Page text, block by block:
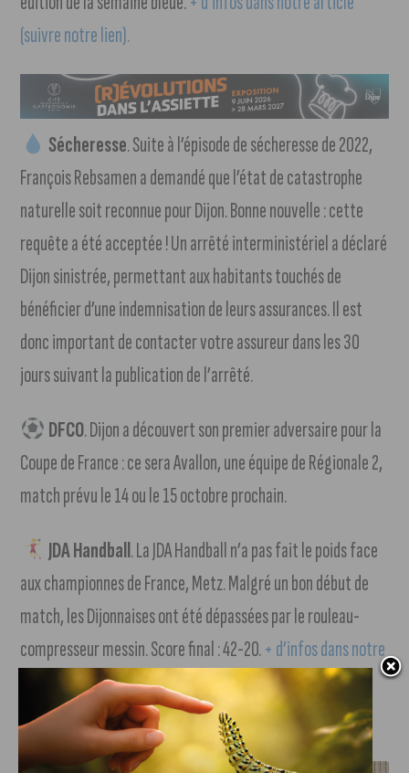
(suivre notre lien).
Sécheresse. Suite à l’épisode de sécheresse de 2022,
François Rebsamen a demandé que l’état de catastrophe
naturelle soit reconnue pour Dijon. Bonne nouvelle : cette
requête a été acceptée ! Un arrêté interministériel a déclaré
Dijon sinistrée, permettant aux habitants touchés de
bénéficier d’une indemnisation de leurs assurances. Il est
donc important de contacter votre assureur dans les 30
jours suivant la publication de l’arrêté.
DFCO. Dijon a découvert son premier adversaire pour la
Coupe de France : ce sera Avallon, une équipe de Régionale 2,
match prévu le 14 ou le 15 octobre prochain.
JDA Handball. La JDA Handball n’a pas fait le poids face
aux championnes de France, Metz. Malgré un bon début de
match, les Dijonnaises ont été dépassées par le rouleau-
compresseur messin. Score final : 42-20.+ d’infos dans notre
article (suivre notre lien).
J'AIME LE DFCO